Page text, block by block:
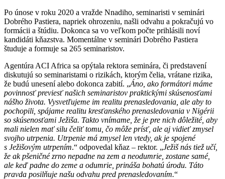
Po únose v roku 2020 a vražde Nnadiho, seminaristi v seminári
Dobrého Pastiera, napriek ohrozeniu, našli odvahu a pokračujú vo
formácii a štúdiu. Dokonca sa vo veľkom počte prihlásili noví
kandidáti kňazstva. Momentálne v seminári Dobrého Pastiera
študuje a formuje sa 265 seminaristov.
​Agentúra ACI Africa sa opýtala rektora seminára, či predstavení
diskutujú so seminaristami o rizikách, ktorým čelia, vrátane rizika,
že budú unesení alebo dokonca zabití. „Áno, ako formátori máme
povinnosť previesť našich seminaristov praktickými skúsenosťami
nášho života. Vysvetľujeme im realitu prenasledovania, ale aby to
pochopili, spájame realitu kresťanského prenasledovania v Nigérii
so skúsenosťami Ježiša. Takto vnímame, že je pre nich dôležité, aby
mali nielen mať silu čeliť tomu, čo môže prísť, ale aj vidieť zmysel
svojho utrpenia. Utrpenie má zmysel len vtedy, ak je spojené
s Ježišovým utrpením.“ odpovedal kňaz – rektor. „Ježiš nás tiež učí,
že ak pšeničné zrno nepadne na zem a neodumrie, zostane samé,
ale keď padne do zeme a odumrie, prináša bohatú úrodu. Táto
pravda posilňuje našu odvahu pred prenasledovaním.“